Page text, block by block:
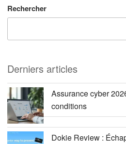
Rechercher
Derniers articles
Assurance cyber
conditions
Dokie Review :